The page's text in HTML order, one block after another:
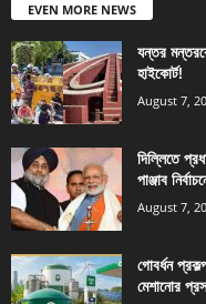
EVEN MORE NEWS
যন্তর
হাইকোর্ট!
August 7,
দিল্লিতে
পাঞ্জাব
August 7,
গোবর্ধন
মেশানোর